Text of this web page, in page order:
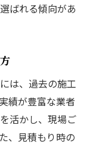
ばれる傾向があ
は、過去の施工
績が豊富な業者
活かし、現場ご
、見積もり時の